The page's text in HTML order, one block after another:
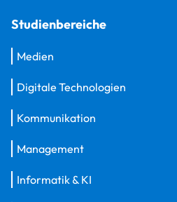
Studienbereiche
Medien
Digitale Technologien
Kommunikation
Management
Informatik & KI